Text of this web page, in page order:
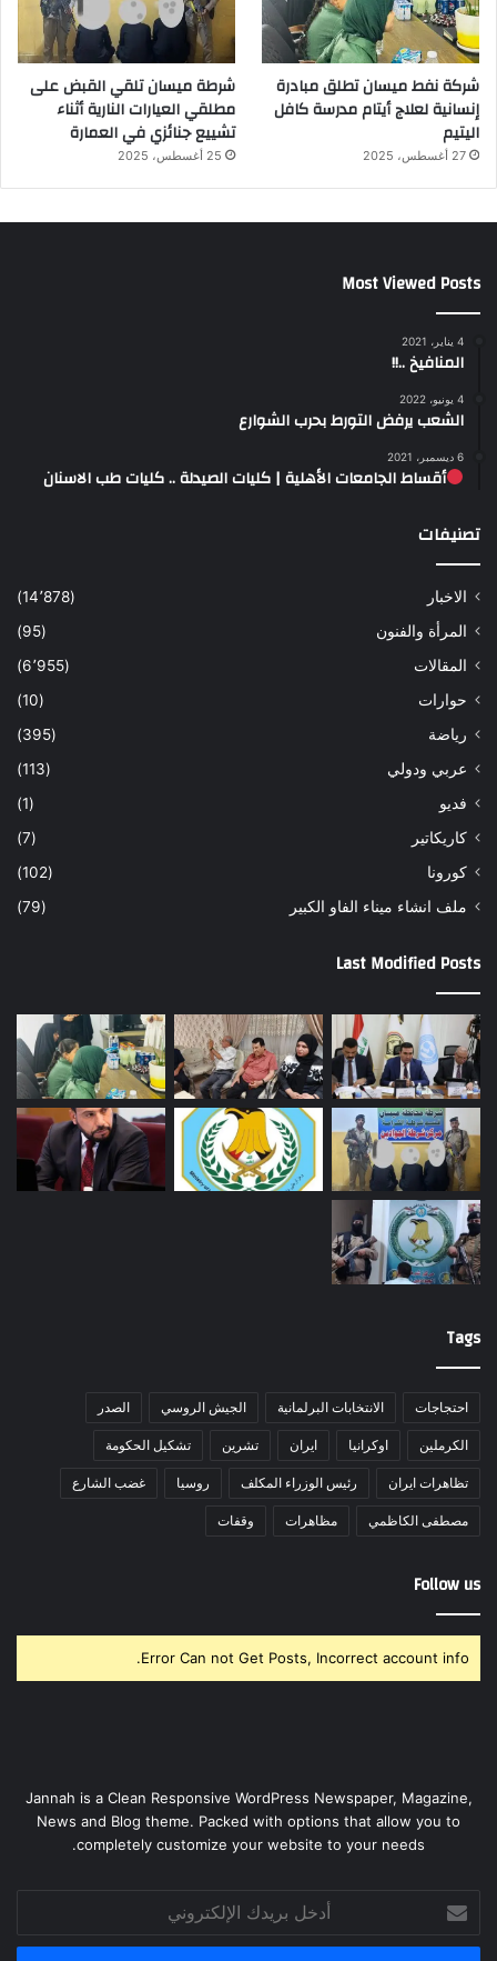
شركة نفط ميسان تطلق مبادرة
إنسانية لعلاج أيتام مدرسة كافل
اليتيم
27 أغسطس، 2025
شرطة ميسان تلقي القبض على
مطلقي العيارات النارية أثناء
تشييع جنائزي في العمارة
25 أغسطس، 2025
Most Viewed Posts
4 يناير، 2021
المنافيخ ..!!
4 يونيو، 2022
الشعب يرفض التورط بحرب الشوارع
6 ديسمبر، 2021
أقساط الجامعات الأهلية | كليات الصيدلة .. كليات طب الاسنان
تصنيفات
الاخبار
(14٬878)
المرأة والفنون
(95)
المقالات
(6٬955)
حوارات
(10)
رياضة
(395)
عربي ودولي
(113)
فديو
(1)
كاريكاتير
(7)
كورونا
(102)
ملف انشاء ميناء الفاو الكبير
(79)
Last Modified Posts
Tags
احتجاجات الانتخابات البرلمانية الجيش الروسي الصدر
الكرملين اوكرانيا ايران تشرين تشكيل الحكومة
تظاهرات ايران رئيس الوزراء المكلف روسيا غضب الشارع
مصطفى الكاظمي مظاهرات وقفات
Follow us
Error Can not Get Posts, Incorrect account info.
Jannah is a Clean Responsive WordPress Newspaper, Magazine,
News and Blog theme. Packed with options that allow you to
completely customize your website to your needs.
بريدك
الإلكتروني